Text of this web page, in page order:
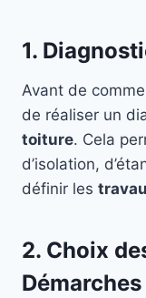
1.
Avant de
de réaliser un
toiture. Cela
d’isolation,
définir les
2. Choix